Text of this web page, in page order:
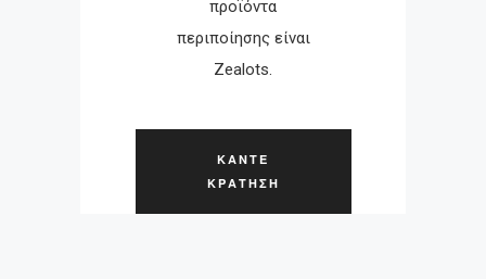
προϊόντα
περιποίησης είναι
Zealots.
ΚΑΝΤΕ
ΚΡΑΤΗΣΗ